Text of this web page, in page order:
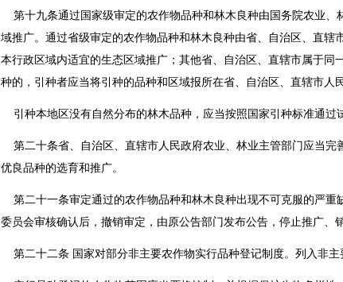
第十九条通过国家级审定的农作物品种和林木良种由国务院农业、
域推广。通过省级审定的农作物品种和林木良种由省、自治区、直辖
本行政区域内适宜的生态区域推广；其他省、自治区、直辖市属于同
种的，引种者应当将引种的品种和区域报所在省、自治区、直辖市人
引种本地区没有自然分布的林木品种，应当按照国家引种标准通过
第二十条省、自治区、直辖市人民政府农业、林业主管部门应当完
优良品种的选育和推广。
第二十一条审定通过的农作物品种和林木良种出现不可克服的严重
委员会审核确认后，撤销审定，由原公告部门发布公告，停止推广、销
第二十二条 国家对部分非主要农作物实行品种登记制度。列入非主